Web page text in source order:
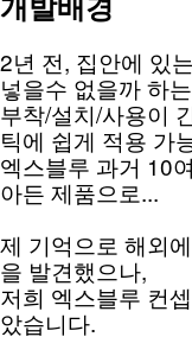
2년 전, 집안에 있
넣을수 없을까 하
부착/설치/사용이
틱에 쉽게 적용 가
엑스블루 과거 10
아든 제품으로...
제 기억으로 해외
을 발견했으나,
저희 엑스블루 컨
았습니다.